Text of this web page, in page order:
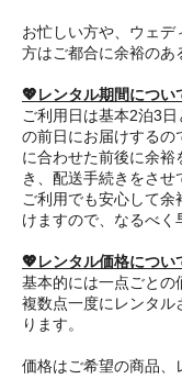
お忙しい方や、ウェ
方はご都合に余裕のあ
💖レンタル期間につい
ご利用日は基本2泊3
の前日にお届けするの
に合わせた前後に余
き、配送手続きをさ
ご利用でも安心して
けますので、なるべ
💖レンタル価格につい
基本的には一点ごとの
複数点一度にレンタル
ります。
価格はご希望の商品、